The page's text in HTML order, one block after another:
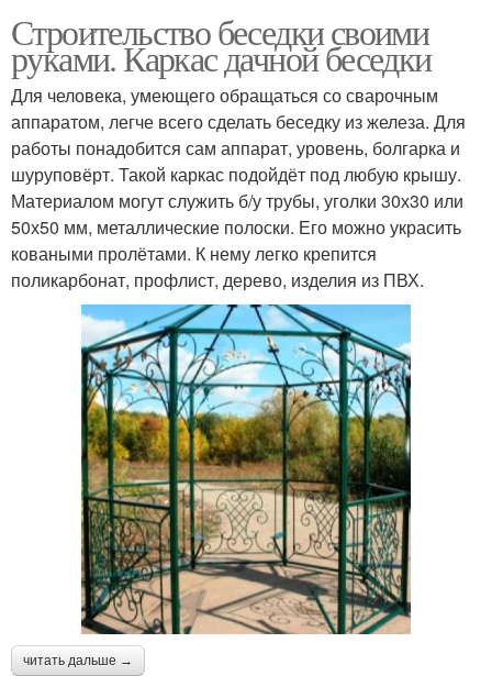
Строительство беседки своими
руками. Каркас дачной беседки
Для человека, умеющего обращаться со сварочным
аппаратом, легче всего сделать беседку из железа. Для
работы понадобится сам аппарат, уровень, болгарка и
шуруповёрт. Такой каркас подойдёт под любую крышу.
Материалом могут служить б/у трубы, уголки 30х30 или
50х50 мм, металлические полоски. Его можно украсить
коваными пролётами. К нему легко крепится
поликарбонат, профлист, дерево, изделия из ПВХ.
читать дальше →